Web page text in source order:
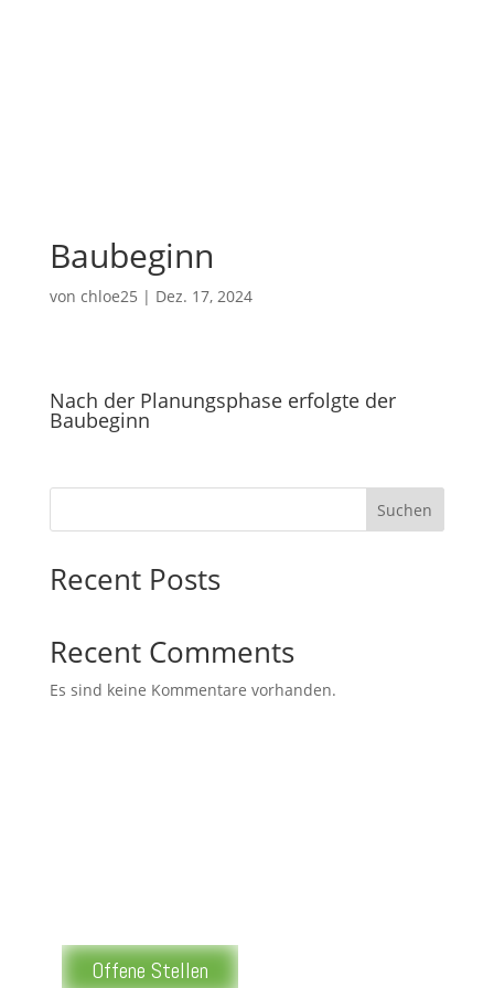
Baubeginn
von chloe25 | Dez. 17, 2024
Nach der Planungsphase erfolgte der
Baubeginn
Suchen
Recent Posts
Recent Comments
Es sind keine Kommentare vorhanden.
Offene Stellen